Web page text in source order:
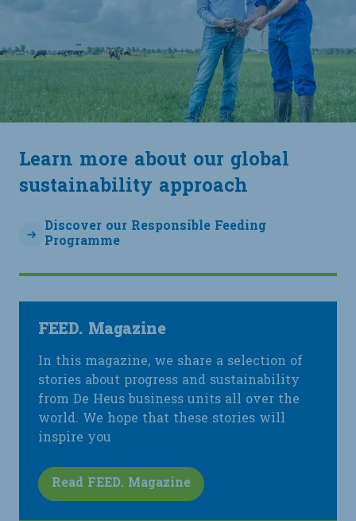
Learn more about our global
sustainability approach
Discover our Responsible Feeding
Programme
FEED. Magazine
In this magazine, we share a selection of
stories about progress and sustainability
from De Heus business units all over the
world. We hope that these stories will
inspire you
Read FEED. Magazine